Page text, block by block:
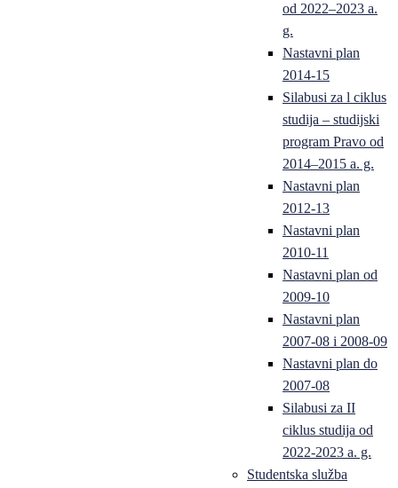
od 2022–2023 a.
g.
Nastavni plan
2014-15
Silabusi za l ciklus
studija – studijski
program Pravo od
2014–2015 a. g.
Nastavni plan
2012-13
Nastavni plan
2010-11
Nastavni plan od
2009-10
Nastavni plan
2007-08 i 2008-09
Nastavni plan do
2007-08
Silabusi za II
ciklus studija od
2022-2023 a. g.
Studentska služba